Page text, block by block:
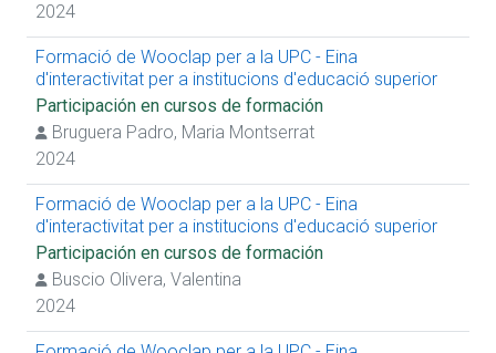
2024
Formació de Wooclap per a la UPC - Eina
d'interactivitat per a institucions d'educació superior
Participación en cursos de formación
Bruguera Padro, Maria Montserrat
2024
Formació de Wooclap per a la UPC - Eina
d'interactivitat per a institucions d'educació superior
Participación en cursos de formación
Buscio Olivera, Valentina
2024